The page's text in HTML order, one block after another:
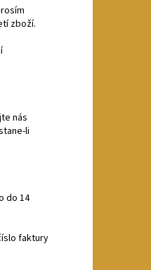
zboží.
nás
li
do 14
faktury